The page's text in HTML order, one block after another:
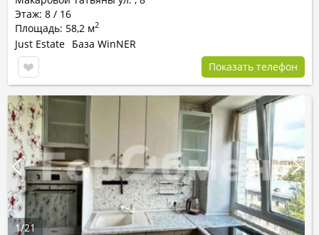
Этаж: 8 / 16
Площадь: 58,2 м2
Just Estate База WinNER
Показать телефон
1/21